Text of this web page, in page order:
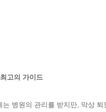
고의 가이드
병원의 관리를 받지만, 막상